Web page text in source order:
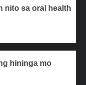
nito sa oral health
hininga mo